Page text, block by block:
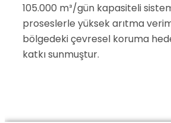
105.000 m³/gün kapasiteli
proseslerle yüksek arıtma
bölgedeki çevresel koruma
katkı sunmuştur.